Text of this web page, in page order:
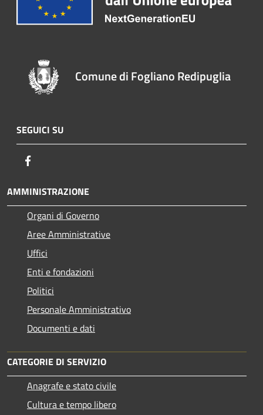
Comune di Fogliano Redipuglia
SEGUICI SU
AMMINISTRAZIONE
Organi di Governo
Aree Amministrative
Uffici
Enti e fondazioni
Politici
Personale Amministrativo
Documenti e dati
CATEGORIE DI SERVIZIO
Anagrafe e stato civile
Cultura e tempo libero